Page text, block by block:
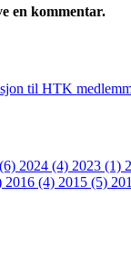
en kommentar.
til HTK
2024 (4) 2023 (1)
2016 (4) 2015 (5)